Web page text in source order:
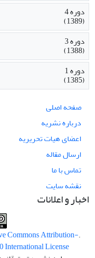
دوره 4
(1389)
دوره 3
(1388)
دوره 1
(1385)
صفحه اصلی
درباره نشریه
اعضای هیات تحریریه
ارسال مقاله
تماس با ما
نقشه سایت
اخبار و اعلانات
.This work is licensed under a
Commons Attribution-
License